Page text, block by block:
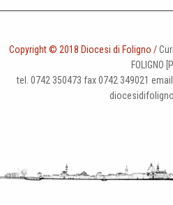
Copyright © 2018 Diocesi di Foligno /
FOLIGNO
tel. 0742 350473 fax 0742 349021